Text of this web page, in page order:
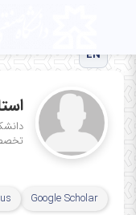
EN
Google Scholar